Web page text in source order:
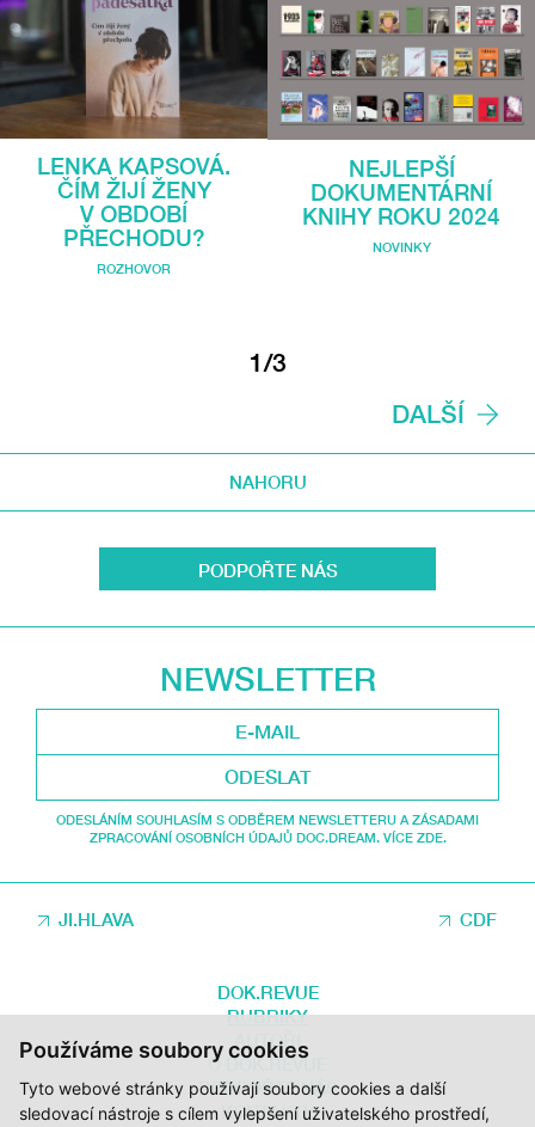
Používáme soubory cookies
Tyto webové stránky používají soubory cookies a další
sledovací nástroje s cílem vylepšení uživatelského prostředí,
LENKA KAPSOVÁ.
ČÍM ŽIJÍ ŽENY
V OBDOBÍ
PŘECHODU?
ROZHOVOR
NEJLEPŠÍ
DOKUMENTÁRNÍ
KNIHY ROKU 2024
NOVINKY
1/3
DALŠÍ
NAHORU
PODPOŘTE NÁS
NEWSLETTER
ODESLAT
ODESLÁNÍM SOUHLASÍM S ODBĚREM NEWSLETTERU A ZÁSADAMI
ZPRACOVÁNÍ OSOBNÍCH ÚDAJŮ DOC.DREAM. VÍCE ZDE.
JI.HLAVA CDF
DOK.REVUE
RUBRIKY
AUTOŘI
O DOK.REVUE
PODPOŘTE NÁS
KONTAKTY